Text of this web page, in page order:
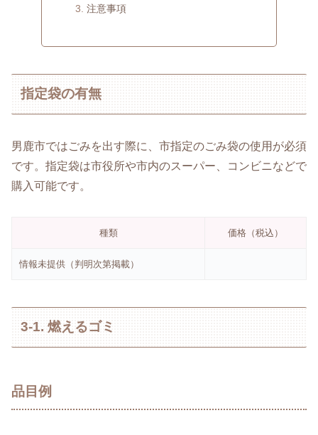
注意事項
指定袋の有無
男鹿市ではごみを出す際に、市指定のごみ袋の使用が必須
です。指定袋は市役所や市内のスーパー、コンビニなどで
購入可能です。
種類 価格（税込）
情報未提供（判明次第掲載）
3-1. 燃えるゴミ
品目例